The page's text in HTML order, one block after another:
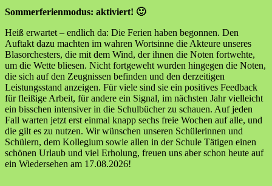
Sommerferienmodus: aktiviert! 🙂
Heiß erwartet – endlich da: Die Ferien haben begonnen. Den
Auftakt dazu machten im wahren Wortsinne die Akteure unseres
Blasorchesters, die mit dem Wind, der ihnen die Noten fortwehte,
um die Wette bliesen. Nicht fortgeweht wurden hingegen die Noten,
die sich auf den Zeugnissen befinden und den derzeitigen
Leistungsstand anzeigen. Für viele sind sie ein positives Feedback
für fleißige Arbeit, für andere ein Signal, im nächsten Jahr vielleicht
ein bisschen intensiver in die Schulbücher zu schauen. Auf jeden
Fall warten jetzt erst einmal knapp sechs freie Wochen auf alle, und
die gilt es zu nutzen. Wir wünschen unseren Schülerinnen und
Schülern, dem Kollegium sowie allen in der Schule Tätigen einen
schönen Urlaub und viel Erholung, freuen uns aber schon heute auf
ein Wiedersehen am 17.08.2026!